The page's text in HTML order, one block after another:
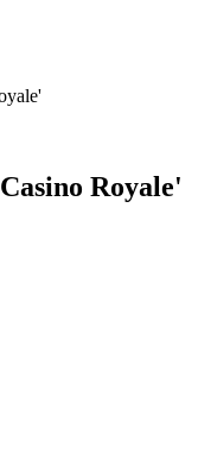
Royale'